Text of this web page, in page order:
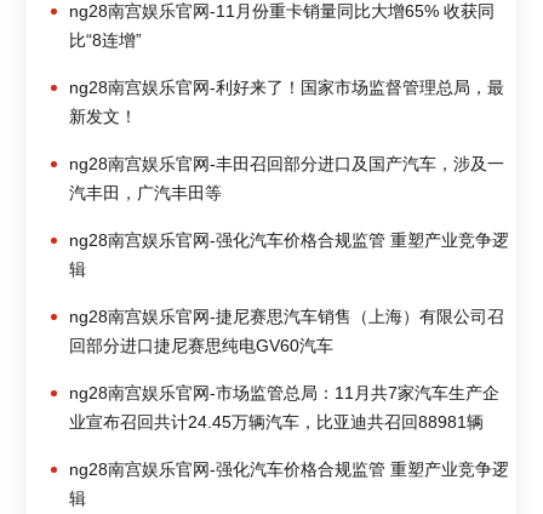
ng28南宫娱乐官网-11月份重卡销量同比大增65% 收获同
比“8连增”
ng28南宫娱乐官网-利好来了！国家市场监督管理总局，最
新发文！
ng28南宫娱乐官网-丰田召回部分进口及国产汽车，涉及一
汽丰田，广汽丰田等
ng28南宫娱乐官网-强化汽车价格合规监管 重塑产业竞争逻
辑
ng28南宫娱乐官网-捷尼赛思汽车销售（上海）有限公司召
回部分进口捷尼赛思纯电GV60汽车
ng28南宫娱乐官网-市场监管总局：11月共7家汽车生产企
业宣布召回共计24.45万辆汽车，比亚迪共召回88981辆
ng28南宫娱乐官网-强化汽车价格合规监管 重塑产业竞争逻
辑